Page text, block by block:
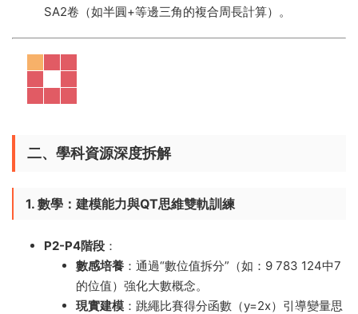
SA2卷（如半圓+等邊三角的複合周長計算）。
二、學科資源深度拆解
1. 數學：建模能力與QT思維雙軌訓練
P2-P4階段 ​：
數感培養 ​：通過“數位值拆分”（如：9 783 124中7
的位值）強化大數概念。
現實建模 ​：跳繩比賽得分函數（y=2x）引導變量思